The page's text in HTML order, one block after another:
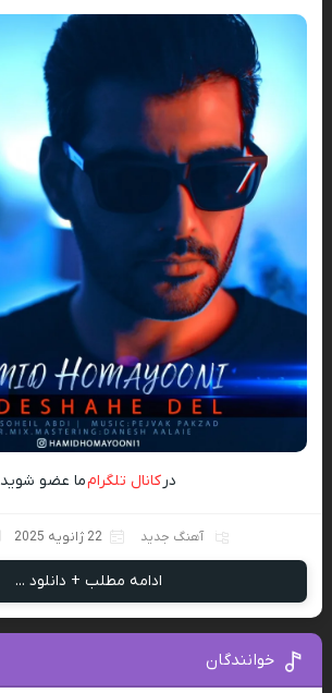
درکانال تلگرامما عضو شوید
آهنگ جدید 22 ژانویه 2025
ادامه مطلب + دانلود ...
خوانندگان